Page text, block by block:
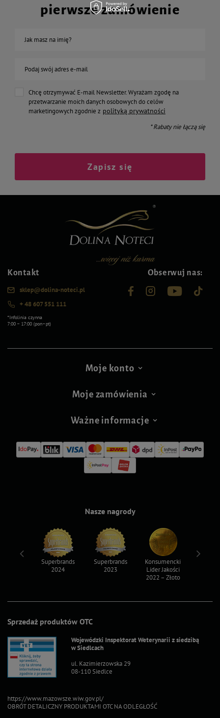
pierwsze zamówienie
Jak masz na imię?
Podaj swój adres e-mail
Chcę otrzymywać E-mail Newsletter. Wyrażam zgodę na
przetwarzanie moich danych osobowych do celów
marketingowych zgodnie z polityką prywatności
* Rabaty nie łączą się
Zapisz się
Kontakt
sklep@dolina-noteci.pl
+ 48 607 551 111
*Infolinia czynna
7:00 – 17:00 (pon–pt)
Obserwuj nas:
Moje konto
Moje zamówienia
Ważne informacje
Sprzedaż produktów OTC
Wojewódzki Inspektorat Weterynarii z siedzibą
w Siedlcach
ul. Kazimierzowska 29
08-110 Siedlce
https://www.mazowsze.wiw.gov.pl/
OBRÓT DETALICZNY PRODUKTAMI OTC NA ODLEGŁOŚĆ
Nasze nagrody
Superbrands
2024
Superbrands
2023
Konsumencki
Lider Jakości
2022 – Złoto